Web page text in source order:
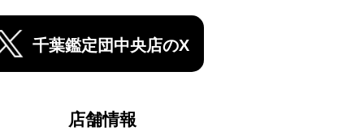
千葉鑑定団中央店のX
店舗情報